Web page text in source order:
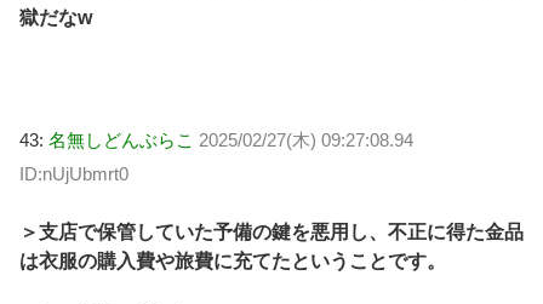
獄だなw
43: 名無しどんぶらこ 2025/02/27(木) 09:27:08.94
ID:nUjUbmrt0
＞支店で保管していた予備の鍵を悪用し、不正に得た金品
は衣服の購入費や旅費に充てたということです。